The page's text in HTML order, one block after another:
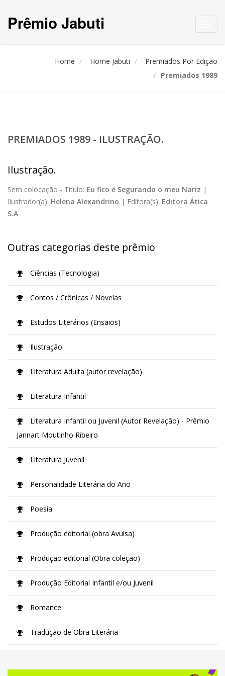
Prêmio Jabuti
Home Home Jabuti
Premiados Por Edição
Premiados 1989
PREMIADOS 1989 - ILUSTRAÇÃO.
Ilustração.
Sem colocação - Título: Eu fico é Segurando o meu Nariz |
Ilustrador(a): Helena Alexandrino | Editora(s): Editora Ática
S.A
Outras categorias deste prêmio
Ciências (Tecnologia)
Contos / Crônicas / Novelas
Estudos Literários (Ensaios)
Ilustração.
Literatura Adulta (autor revelação)
Literatura Infantil
Literatura Infantil ou Juvenil (Autor Revelação) - Prêmio
Jannart Moutinho Ribeiro
Literatura Juvenil
Personalidade Literária do Ano
Poesia
Produção editorial (obra Avulsa)
Produção editorial (Obra coleção)
Produção Editorial Infantil e/ou Juvenil
Romance
Tradução de Obra Literária